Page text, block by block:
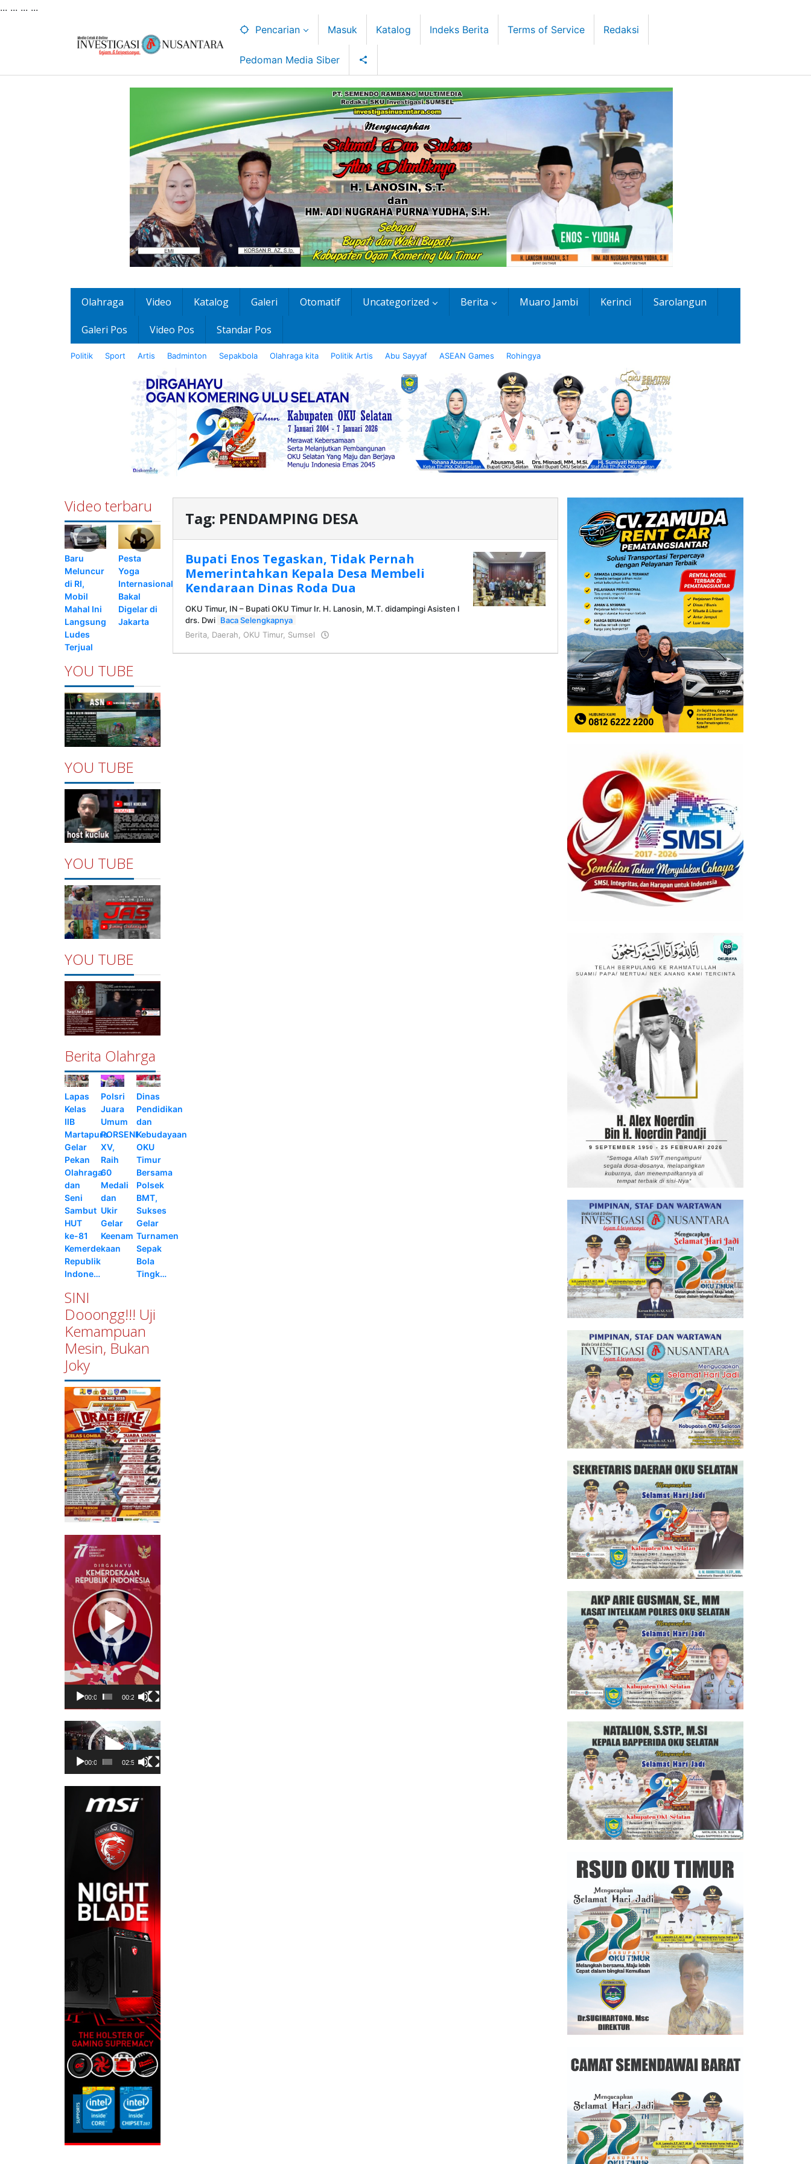
... ... ... ...
Pencarian Masuk Katalog Indeks Berita Terms of Service Redaksi
Pedoman Media Siber
Olahraga Video Katalog Galeri Otomatif Uncategorized Berita Muaro Jambi Kerinci Sarolangun
Galeri Pos Video Pos Standar Pos
Politik Sport Artis Badminton Sepakbola Olahraga kita Politik Artis Abu Sayyaf ASEAN Games Rohingya
Video terbaru
Baru
Meluncur
di RI,
Mobil
Mahal Ini
Langsung
Ludes
Terjual
Pesta
Yoga
Internasional
Bakal
Digelar di
Jakarta
YOU TUBE
YOU TUBE
YOU TUBE
YOU TUBE
Berita Olahrga
Lapas
Kelas
IIB
Martapura
Gelar
Pekan
Olahraga
dan
Seni
Sambut
HUT
ke-81
Kemerdekaan
Republik
Indone…
Polsri
Juara
Umum
PORSENI
XV,
Raih
60
Medali
dan
Ukir
Gelar
Keenam
Dinas
Pendidikan
dan
Kebudayaan
OKU
Timur
Bersama
Polsek
BMT,
Sukses
Gelar
Turnamen
Sepak
Bola
Tingk…
SINI
Dooongg!!! Uji
Kemampuan
Mesin, Bukan
Joky
Pemutar
Video
00:00 00:23
Pemutar
Video
00:00 02:50
Tag: PENDAMPING DESA
Bupati Enos Tegaskan, Tidak Pernah
Memerintahkan Kepala Desa Membeli
Kendaraan Dinas Roda Dua
OKU Timur, IN – Bupati OKU Timur Ir. H. Lanosin, M.T. didampingi Asisten I
drs. Dwi Baca Selengkapnya
Berita, Daerah, OKU Timur, Sumsel